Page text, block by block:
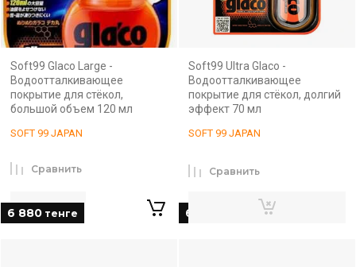
Soft99 Glaco Large -
Водоотталкивающее
покрытие для стёкол,
большой объем 120 мл
SOFT 99 JAPAN
6 880 тенге
Сравнить
Soft99 Ultra Glaco -
Водоотталкивающее
покрытие для стёкол, долгий
эффект 70 мл
SOFT 99 JAPAN
6 880
Сравнить